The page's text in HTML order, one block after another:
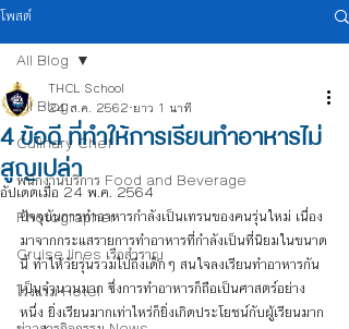
โพสต์
All Blog
Culinary Chef
พนักงานบริการ Food and Beverage
Photographer
Cruise lines เรือสำราญ
โรงแรม Hotel
All Blog
4 ข้อดี ที่ทำให้การเรียนทำอาหารไม่
สูญเปล่า
THCL School
24 ส.ค. 2562 ยาว 1 นาที
อัปเดตเมื่อ 24 พ.ค. 2564
ปัจจุบันการทำอาหารกำลังเป็นเทรนของคนรุ่นใหม่ เนื่อง
มาจากกระแสรายการทำอาหารที่กำลังเป็นที่นิยมในขนาด
นี้ ทำให้วัยรุ่นรวมไปถึงเด็กๆ สนใจลงเรียนทำอาหารกัน
เป็นจำนวนมาก ซึ่งการทำอาหารก็ถือเป็นศาสตร์อย่าง
หนึ่ง ยิ่งเรียนมากเท่าไหร่ก็ยิ่งเกิดประโยชน์กับผู้เรียนมาก